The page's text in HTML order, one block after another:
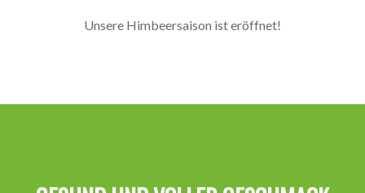
Unsere Himbeersaison ist eröffnet!